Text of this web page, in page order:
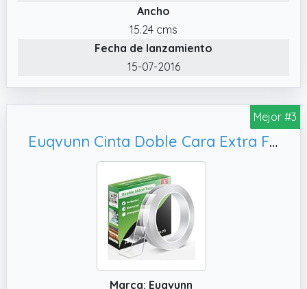
✔️ Multiusos – Esta cinta extrafuerte es muy
versátil y apta para fijar pequeños
electrodomésticos, marcos de fotos,
espejos, buzones, letreros, colgadores y más.
Ancho
15.24 cms
Fecha de lanzamiento
15-07-2016
Mejor #3
Euqvunn Cinta Doble Cara Extra Fuerte,0 cm × 1 mm)
Marca: Euqvunn